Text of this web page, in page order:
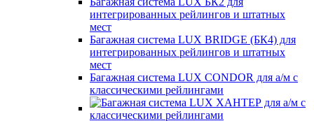
интегрированных рейлингов и штатных
мест
Багажная система LUX BRIDGE (БК4) для
интегрированных рейлингов и штатных
мест
Багажная система LUX CONDOR для а/м с
классическими рейлингами